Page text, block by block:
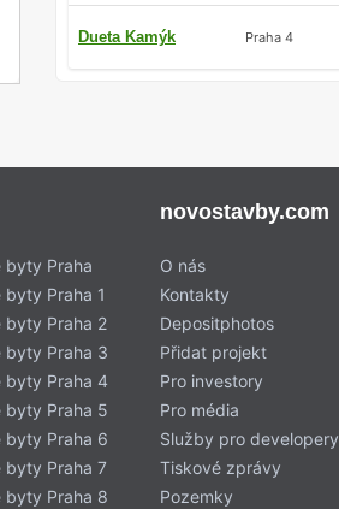
Dueta Kamýk Praha 4
byty Praha
Praha 1
byty Praha 2
byty Praha 3
byty Praha 4
byty Praha 5
byty Praha 6
byty Praha 7
byty Praha 8
novostavby.com
O nás
Kontakty
Depositphotos
Přidat projekt
Pro investory
Pro média
Služby pro developery
Tiskové zprávy
Pozemky